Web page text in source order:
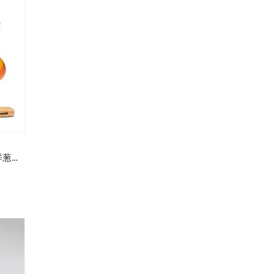
M24 莎樂美腸金文畢芝士珍珠洋葱點心